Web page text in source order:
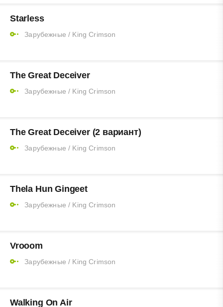
Starless
Зарубежные / King Crimson
The Great Deceiver
Зарубежные / King Crimson
The Great Deceiver (2 вариант)
Зарубежные / King Crimson
Thela Hun Gingeet
Зарубежные / King Crimson
Vrooom
Зарубежные / King Crimson
Walking On Air